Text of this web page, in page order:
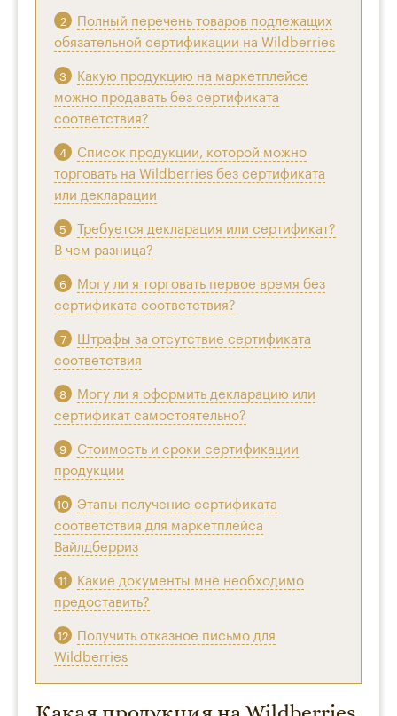
Полный перечень товаров подлежащих
обязательной сертификации на Wildberries
Какую продукцию на маркетплейсе
можно продавать без сертификата
соответствия?
Список продукции, которой можно
торговать на Wildberries без сертификата
или декларации
Требуется декларация или сертификат?
В чем разница?
Могу ли я торговать первое время без
сертификата соответствия?
Штрафы за отсутствие сертификата
соответствия
Могу ли я оформить декларацию или
сертификат самостоятельно?
Стоимость и сроки сертификации
продукции
Этапы получение сертификата
соответствия для маркетплейса
Вайлдберриз
Какие документы мне необходимо
предоставить?
Получить отказное письмо для
Wildberries